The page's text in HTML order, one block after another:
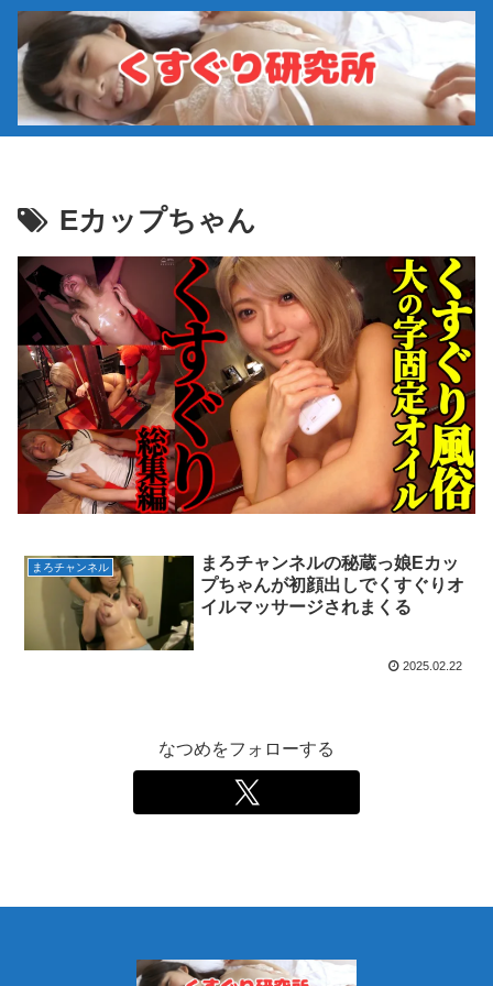
Eカップちゃん
まろチャンネル
まろチャンネルの秘蔵っ娘Eカッ
プちゃんが初顔出しでくすぐりオ
イルマッサージされまくる
2025.02.22
なつめをフォローする